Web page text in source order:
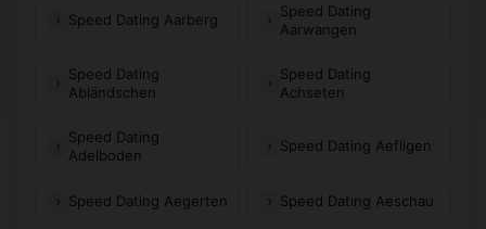
Speed Dating Aarberg
Speed Dating
Aarwangen
Speed Dating
Abländschen
Speed Dating
Achseten
Speed Dating
Adelboden
Speed Dating Aefligen
Speed Dating Aegerten Speed Dating Aeschau